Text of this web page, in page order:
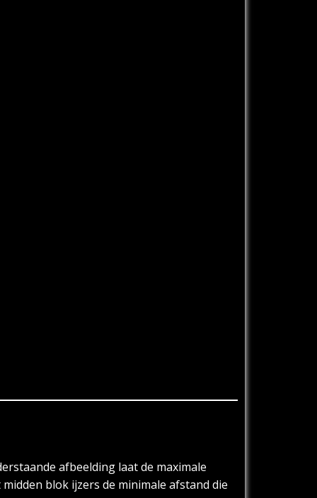
afbeelding laat de maximale
blok ijzers de minimale afstand die